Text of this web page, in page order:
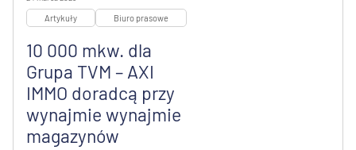
Artykuły Biuro prasowe
10 000 mkw. dla
Grupa TVM – AXI
IMMO doradcą przy
wynajmie wynajmie
magazynów